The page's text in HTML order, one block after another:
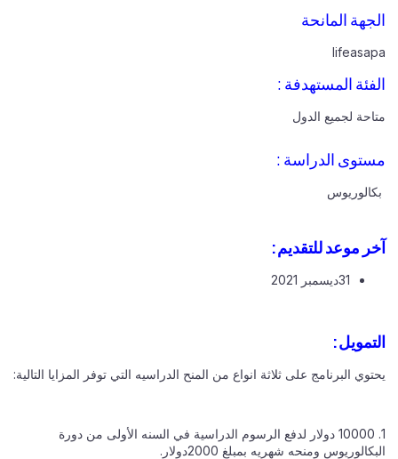
الجهة المانحة
lifeasapa
الفئة المستهدفة :
متاحة لجميع الدول
مستوى الدراسة :
بكالوريوس
آخر موعد للتقديم:
31ديسمبر 2021
التمويل:
يحتوي البرنامج على ثلاثة انواع من المنح الدراسيه التي توفر المزايا التالية:
1. 10000 دولار لدفع الرسوم الدراسية في السنه الأولى من دورة
البكالوريوس ومنحه شهريه بمبلغ 2000دولار.